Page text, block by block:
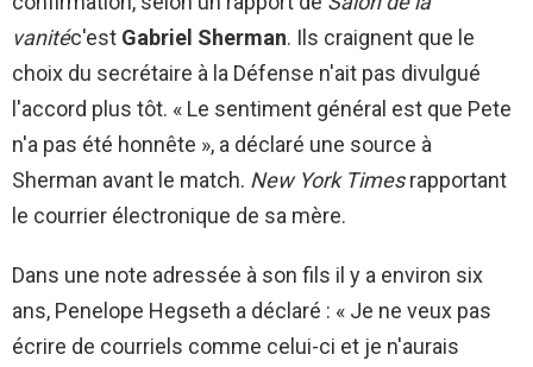
vanitéc'est Gabriel Sherman. Ils craignent que le
choix du secrétaire à la Défense n'ait pas divulgué
l'accord plus tôt. « Le sentiment général est que Pete
n'a pas été honnête », a déclaré une source à
Sherman avant le match. New York Timesrapportant
le courrier électronique de sa mère.
Dans une note adressée à son fils il y a environ six
ans, Penelope Hegseth a déclaré : « Je ne veux pas
écrire de courriels comme celui-ci et je n'aurais